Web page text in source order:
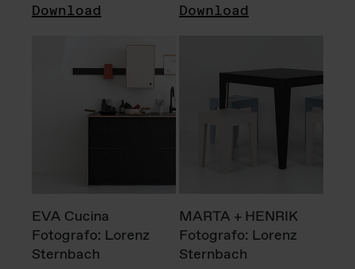
Download Download
EVA Cucina
Fotografo: Lorenz
Sternbach
MARTA + HENRIK
Fotografo: Lorenz
Sternbach